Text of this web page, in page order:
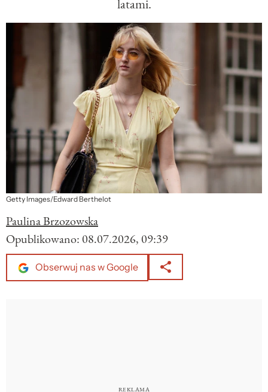
latami.
Getty Images/Edward Berthelot
Paulina Brzozowska
Opublikowano: 08.07.2026, 09:39
Obserwuj nas w Google